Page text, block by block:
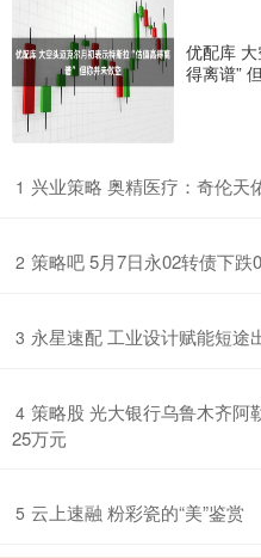
优配库
得离谱”
1 兴业策略 奥精医疗：奇伦天
2 策略吧 5月7日永02转债下跌
3 永星速配 工业设计赋能短途
4 策略股 光大银行乌鲁木齐阿
25万元
5 ​云上速融 粉彩瓷的“美”鉴赏